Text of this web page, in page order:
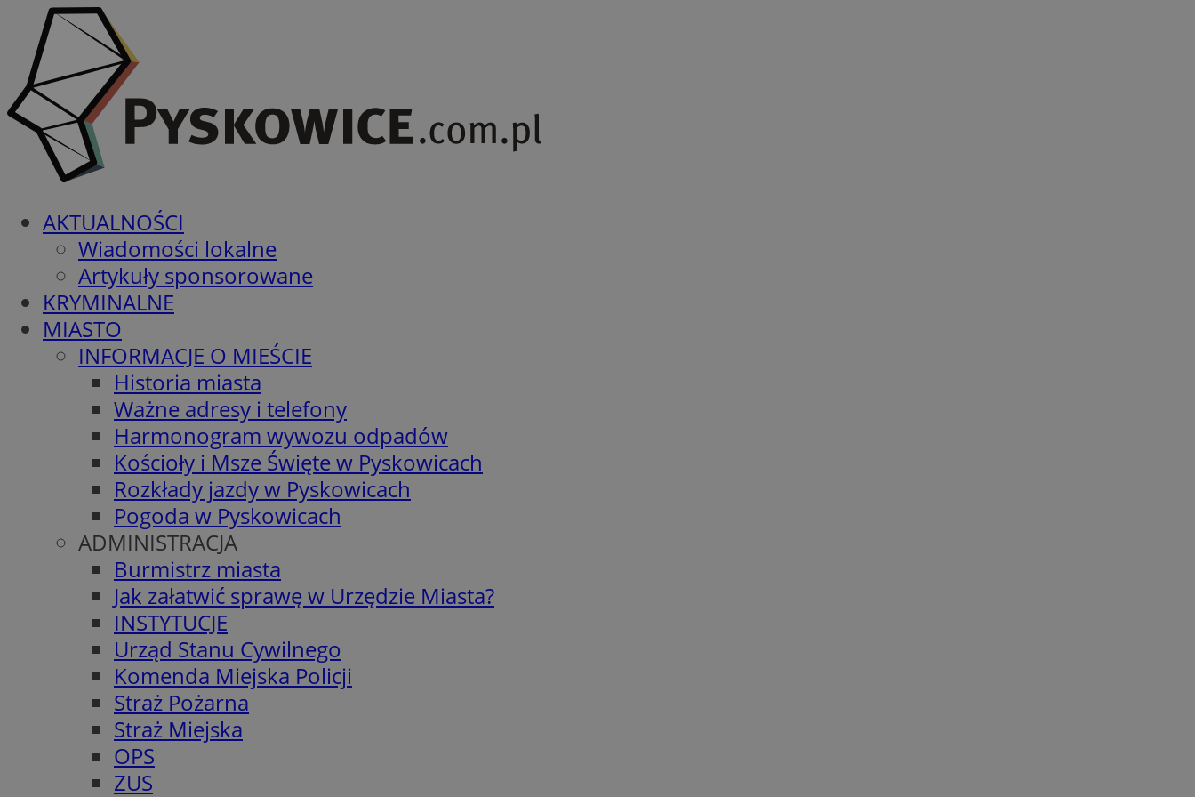
AKTUALNOŚCI
Wiadomości lokalne
Artykuły sponsorowane
KRYMINALNE
MIASTO
INFORMACJE O MIEŚCIE
Historia miasta
Ważne adresy i telefony
Harmonogram wywozu odpadów
Kościoły i Msze Święte w Pyskowicach
Rozkłady jazdy w Pyskowicach
Pogoda w Pyskowicach
ADMINISTRACJA
Burmistrz miasta
Jak załatwić sprawę w Urzędzie Miasta?
INSTYTUCJE
Urząd Stanu Cywilnego
Komenda Miejska Policji
Straż Pożarna
Straż Miejska
OPS
ZUS